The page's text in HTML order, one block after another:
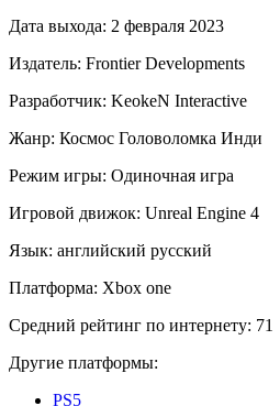
Дата выхода: 2 февраля 2023
Издатель: Frontier Developments
Разработчик: KeokeN Interactive
Жанр: Космос Головоломка Инди
Режим игры: Одиночная игра
Игровой движок: Unreal Engine 4
Язык: английский русский
Платформа: Xbox one
Средний рейтинг по интернету: 71
Другие платформы:
PS5